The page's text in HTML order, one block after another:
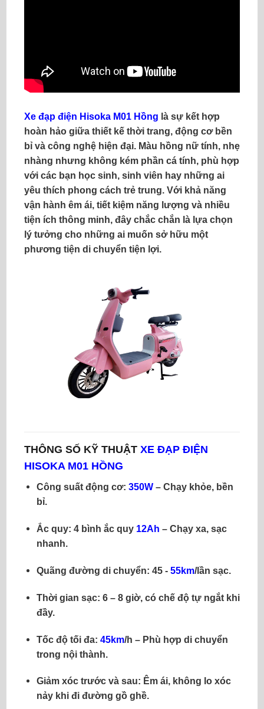
Xe đạp điện Hisoka M01 Hồng là sự kết hợp
hoàn hảo giữa thiết kế thời trang, động cơ bền
bỉ và công nghệ hiện đại. Màu hồng nữ tính, nhẹ
nhàng nhưng không kém phần cá tính, phù hợp
với các bạn học sinh, sinh viên hay những ai
yêu thích phong cách trẻ trung. Với khả năng
vận hành êm ái, tiết kiệm năng lượng và nhiều
tiện ích thông minh, đây chắc chắn là lựa chọn
lý tưởng cho những ai muốn sở hữu một
phương tiện di chuyển tiện lợi.
THÔNG SỐ KỸ THUẬT XE ĐẠP ĐIỆN
HISOKA M01 HỒNG
Công suất động cơ: 350W– Chạy khỏe, bền
bỉ.
Ắc quy: 4 bình ắc quy 12Ah – Chạy xa, sạc
nhanh.
Quãng đường di chuyển: 45 - 55km/lần sạc.
Thời gian sạc: 6 – 8 giờ, có chế độ tự ngắt khi
đầy.
Tốc độ tối đa: 45km/h – Phù hợp di chuyển
trong nội thành.
Giảm xóc trước và sau: Êm ái, không lo xóc
nảy khi đi đường gồ ghề.